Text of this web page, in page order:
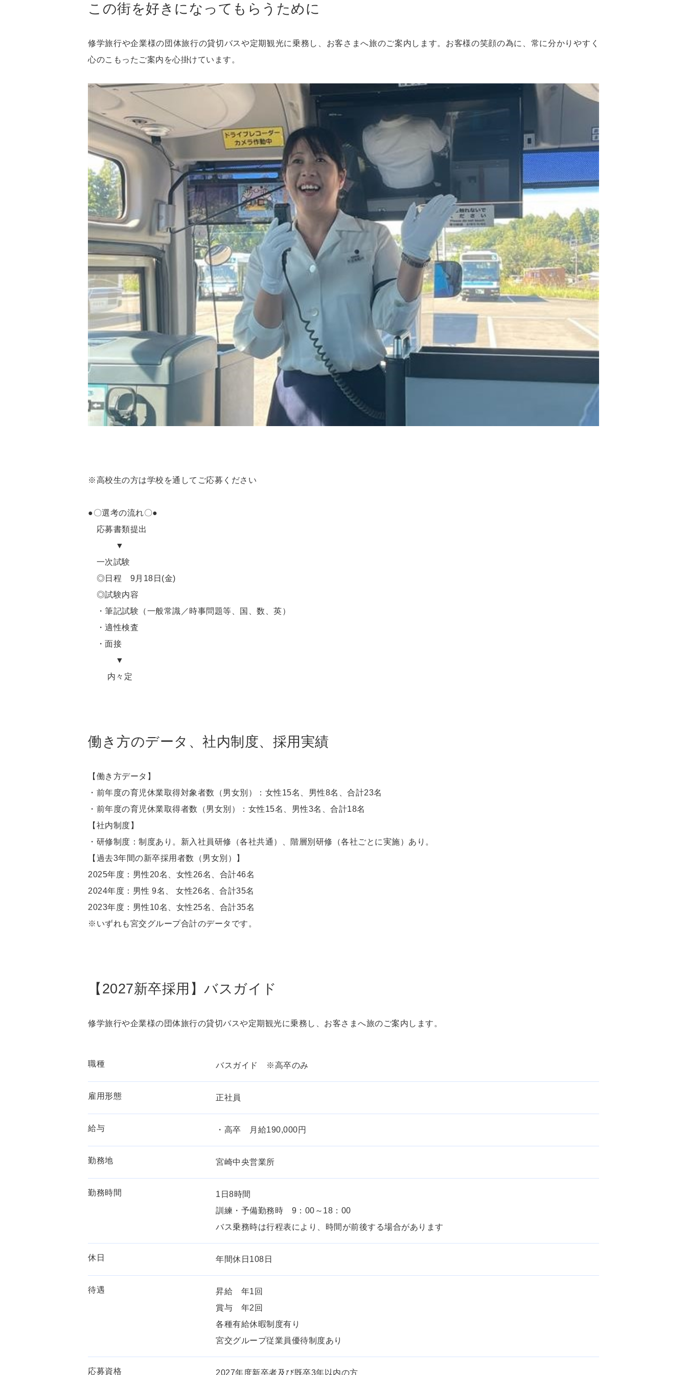
この街を好きになってもらうために
修学旅行や企業様の団体旅行の貸切バスや定期観光に乗務し、お客さまへ旅のご案内します。お客様の笑顔の為に、常に分かりやすく
心のこもったご案内を心掛けています。
※高校生の方は学校を通してご応募ください
●〇選考の流れ〇●
応募書類提出
▼
一次試験
◎日程 9月18日(金)
◎試験内容
・筆記試験（一般常識／時事問題等、国、数、英）
・適性検査
・面接
▼
内々定
働き方のデータ、社内制度、採用実績
【働き方データ】
・前年度の育児休業取得対象者数（男女別）：女性15名、男性8名、合計23名
・前年度の育児休業取得者数（男女別）：女性15名、男性3名、合計18名
【社内制度】
・研修制度：制度あり。新入社員研修（各社共通）、階層別研修（各社ごとに実施）あり。
【過去3年間の新卒採用者数（男女別）】
2025年度：男性20名、女性26名、合計46名
2024年度：男性 9名、 女性26名、合計35名
2023年度：男性10名、女性25名、合計35名
※いずれも宮交グループ合計のデータです。
【2027新卒採用】バスガイド
修学旅行や企業様の団体旅行の貸切バスや定期観光に乗務し、お客さまへ旅のご案内します。
職種 バスガイド ※高卒のみ
雇用形態 正社員
給与 ・高卒 月給190,000円
勤務地 宮崎中央営業所
勤務時間
1日8時間
訓練・予備勤務時 9：00～18：00
バス乗務時は行程表により、時間が前後する場合があります
休日 年間休日108日
待遇
昇給 年1回
賞与 年2回
各種有給休暇制度有り
宮交グループ従業員優待制度あり
応募資格 2027年度新卒者及び既卒3年以内の方